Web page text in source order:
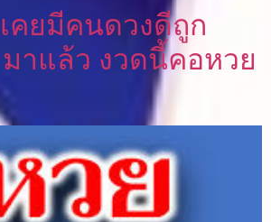
คยมีคนดวงดีถูก
มาแล้ว งวดนี้คอหวย